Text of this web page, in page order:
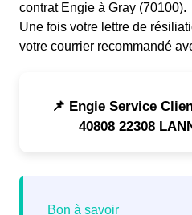
contrat Engie à Gray (70100).
Une fois votre lettre de
votre courrier recommandé
📌 Engie Service
40808 22308